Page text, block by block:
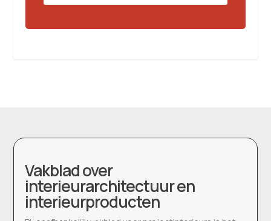
Vakblad over
interieurarchitectuur en
interieurproducten